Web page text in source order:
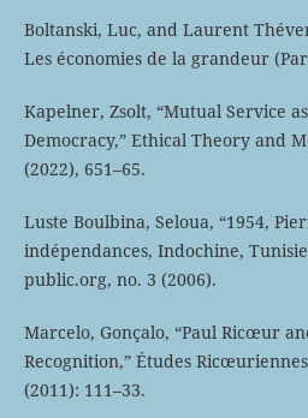
Boltanski, Luc, and Laurent
Les économies de la grandeur
Kapelner, Zsolt, “Mutual Service
Democracy,” Ethical Theory and
(2022), 651–65.
Luste Boulbina, Seloua, “1954,
indépendances, Indochine,
public.org, no. 3 (2006).
Marcelo, Gonçalo, “Paul Ricœur
Recognition,” Études
(2011): 111–33.